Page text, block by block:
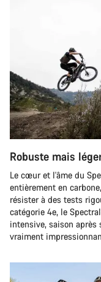
Robuste mais
Le cœur et l'âme du
entièrement en
résister à des tests
catégorie 4e, le
intensive, saison
vraiment